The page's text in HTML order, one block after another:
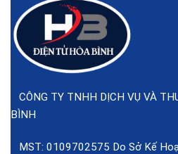
CÔNG TY TNHH DỊCH VỤ VÀ
BÌNH
MST: 0109702575 Do Sở Kế